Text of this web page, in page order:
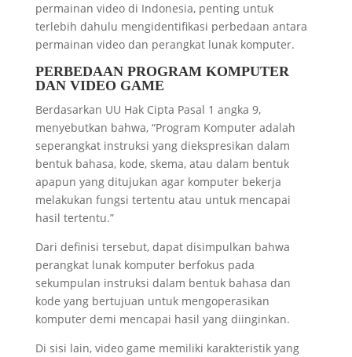
permainan video di Indonesia, penting untuk
terlebih dahulu mengidentifikasi perbedaan antara
permainan video dan perangkat lunak komputer.
PERBEDAAN PROGRAM KOMPUTER
DAN VIDEO GAME
Berdasarkan UU Hak Cipta Pasal 1 angka 9,
menyebutkan bahwa, “Program Komputer adalah
seperangkat instruksi yang diekspresikan dalam
bentuk bahasa, kode, skema, atau dalam bentuk
apapun yang ditujukan agar komputer bekerja
melakukan fungsi tertentu atau untuk mencapai
hasil tertentu.”
Dari definisi tersebut, dapat disimpulkan bahwa
perangkat lunak komputer berfokus pada
sekumpulan instruksi dalam bentuk bahasa dan
kode yang bertujuan untuk mengoperasikan
komputer demi mencapai hasil yang diinginkan.
Di sisi lain, video game memiliki karakteristik yang